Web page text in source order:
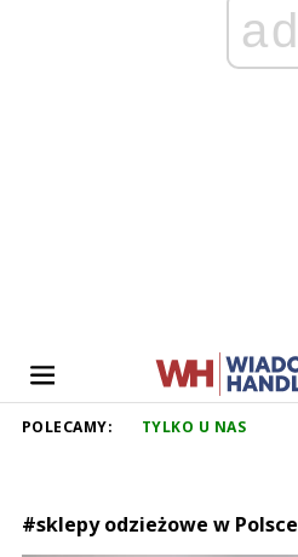
ad
POLECAMY: TYLKO U NAS
#sklepy odzieżowe w Polsce